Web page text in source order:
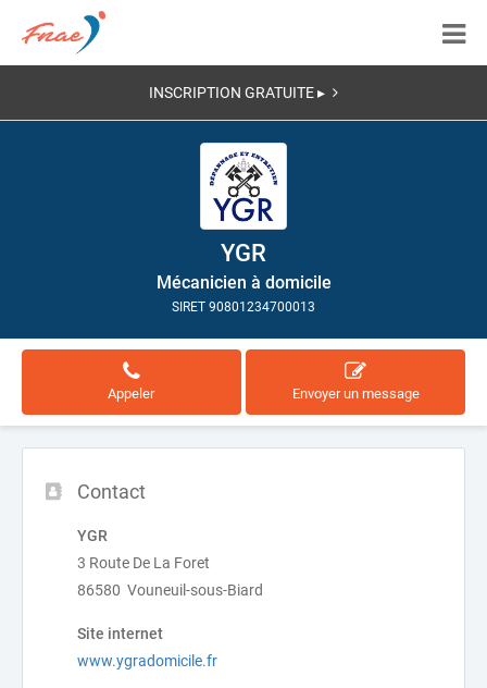
INSCRIPTION GRATUITE ▸
YGR
Mécanicien à domicile
SIRET 90801234700013
Appeler Envoyer un message
Contact
YGR
3 Route De La Foret
86580 Vouneuil-sous-Biard
Site internet
www.ygradomicile.fr